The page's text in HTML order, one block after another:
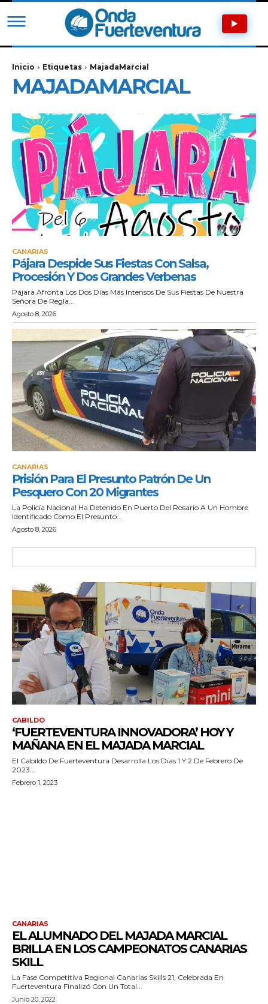
Inicio Etiquetas MajadaMarcial
MAJADAMARCIAL
CANARIAS
Pájara Despide Sus Fiestas Con Salsa,
Procesión Y Dos Grandes Verbenas
Pájara Afronta Los Dos Días Más Intensos De Sus Fiestas De Nuestra
Señora De Regla...
Agosto 8, 2026
CANARIAS
Prisión Para El Presunto Patrón De Un
Pesquero Con 20 Migrantes
La Policía Nacional Ha Detenido En Puerto Del Rosario A Un Hombre
Identificado Como El Presunto...
Agosto 8, 2026
CABILDO
‘FUERTEVENTURA INNOVADORA’ HOY Y
MAÑANA EN EL MAJADA MARCIAL
El Cabildo De Fuerteventura Desarrolla Los Días 1 Y 2 De Febrero De
2023...
Febrero 1, 2023
CANARIAS
EL ALUMNADO DEL MAJADA MARCIAL
BRILLA EN LOS CAMPEONATOS CANARIAS
SKILL
La Fase Competitiva Regional Canarias Skills 21, Celebrada En
Fuerteventura Finalizó Con Un Total...
Junio 20, 2022